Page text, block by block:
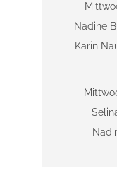
Nadine
Karin